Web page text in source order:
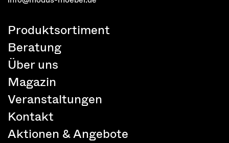
Produktsortiment
Beratung
Über uns
Magazin
Veranstaltungen
Kontakt
Aktionen & Angebote